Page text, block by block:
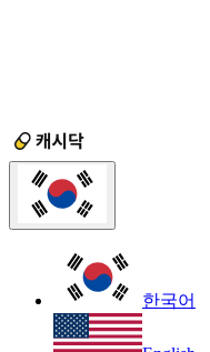
한국어